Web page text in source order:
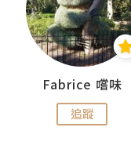
Fabrice 嚐味
追蹤